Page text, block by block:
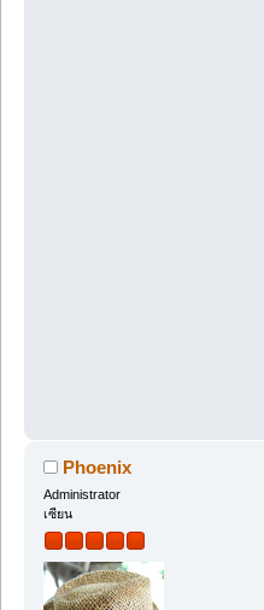
Phoenix
Administrator
เซียน